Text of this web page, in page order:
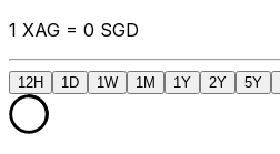
1 XAG = 0 SGD
12H 1D 1W 1M 1Y 2Y 5Y